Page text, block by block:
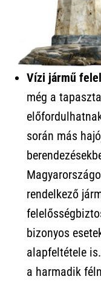
Vízi jármű
még a
során más
rendelkező
bizonyos
alapfeltétele
a harmadik